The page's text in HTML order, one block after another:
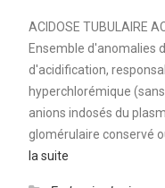
ACIDOSE TUBULAIRE
Ensemble d'anomalies
d'acidification,
hyperchlorémique
anions indosés du
glomérulaire conservé
la suite